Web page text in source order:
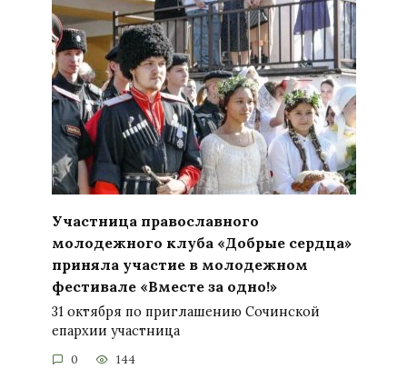
Участница православного
молодежного клуба «Добрые сердца»
приняла участие в молодежном
фестивале «Вместе за одно!»
31 октября по приглашению Сочинской
епархии участница
0 144